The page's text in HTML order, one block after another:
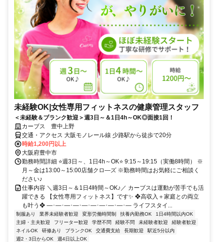
未経験OK|女性専用フィットネスの健康管理スタッフ
＜未経験＆ブランク歓迎＞週3日～＆1日4h～OK◎面接1回！
カーブス 豊中上野
交通・アクセス 大阪モノレール線 少路駅から徒歩で20分
時給1,200円以上
大阪府豊中市
勤務時間詳細 ⭐週3日～、1日4h～OK⭐ 9:15～19:15（実働8時間） ※
月～金は13:00～15:00店舗クロ―ズ ※勤務時間はお気軽にご相談く
ださい♪
仕事内容 ＼週3日～＆1日4時間～OK♪／ カーブスは運動が苦手でも活
躍できる 【女性専用フィットネス】です✨ ❖高収入＋家庭との両立
も叶う❖ ―･―･―･―･―･―･―･―･―･― ライフスタイ...
制服あり 業界未経験者歓迎 変形労働時間制 扶養内勤務OK
1日4時間以内OK
主婦・主夫歓迎
フリーター歓迎 学歴不問 経験不問 未経験者歓迎
経験者歓迎
ネイルOK
研修あり ブランクOK 交通費支給 長期歓迎
駅近5分以内
週2・3日からOK
週4日以上OK